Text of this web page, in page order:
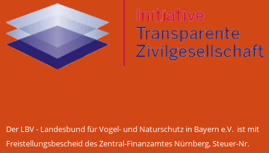
Der LBV - Landesbund für Vogel- und Naturschutz in Bayern e.V. ist mit
Freistellungsbescheid des Zentral-Finanzamtes Nürnberg, Steuer-Nr.